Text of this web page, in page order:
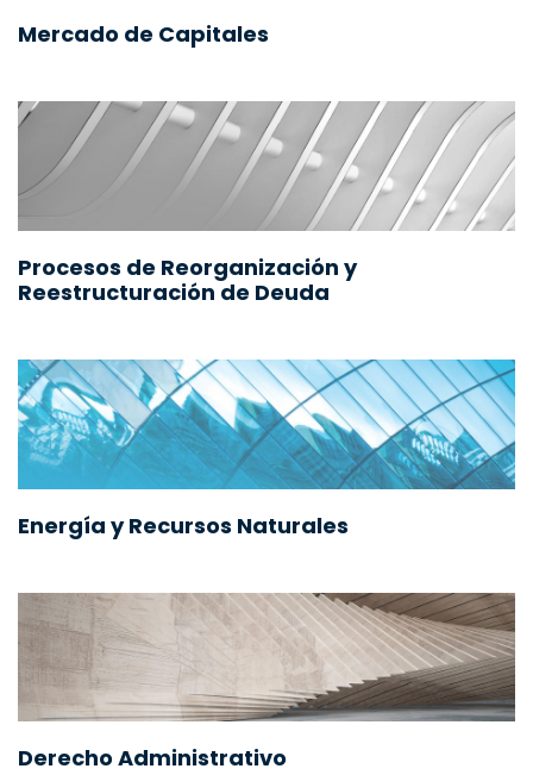
Mercado de Capitales
Procesos de Reorganización y
Reestructuración de Deuda
Energía y Recursos Naturales
Derecho Administrativo